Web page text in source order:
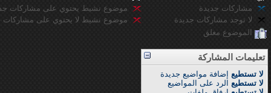
مشاركات جديدة
موضوع نشيط يحتوي على مشاركات
لا توجد مشاركات جديدة
موضوع نشيط لا يحتوي على مشاركات
الموضوع مغلق
تعليمات المشاركة
لا تستطيع إضافة مواضيع جديدة
لا تستطيع الرد على المواضيع